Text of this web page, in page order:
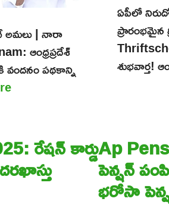
అమలు | నారా
ఆంధ్రప్రదేశ్
వందనం పథకాన్ని
ఏపీలో
ప్రారంభమైన
శుభవార్త!
రేషన్ కార్డుAp
పెన్షన్
భరోసా